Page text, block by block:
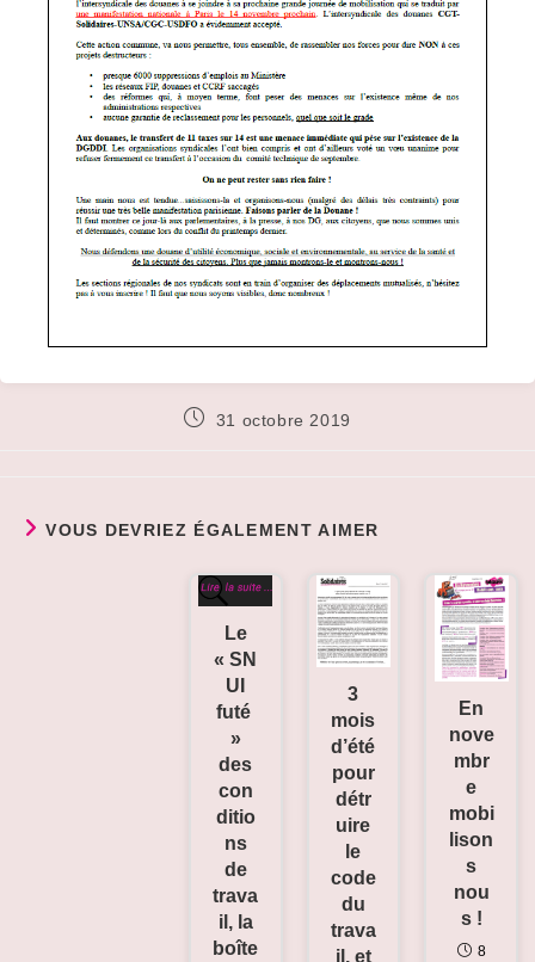
Publication
31 octobre 2019
VOUS DEVRIEZ ÉGALEMENT AIMER
En
nove
mbr
e
mobi
lison
s
nou
s !
8
3
mois
d’été
pour
détr
uire
le
code
du
trava
il, et
Le
« SN
UI
futé
»
des
con
ditio
ns
de
trava
il, la
boîte